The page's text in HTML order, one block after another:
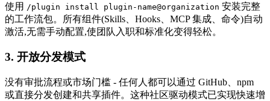
使用 /plugin install plugin-name@organization 安装完整
的工作流包。所有组件(Skills、Hooks、MCP 集成、命令)自动
激活,无需手动配置,使团队入职和标准化变得轻松。
3. 开放分发模式
没有审批流程或市场门槛 - 任何人都可以通过 GitHub、npm
或直接分发创建和共享插件。这种社区驱动模式已实现快速增